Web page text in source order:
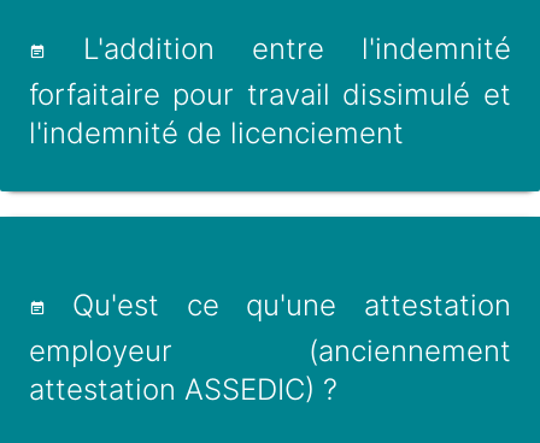
L'addition entre l'indemnité
forfaitaire pour travail dissimulé et
l'indemnité de licenciement
Qu'est ce qu'une attestation
employeur (anciennement
attestation ASSEDIC) ?